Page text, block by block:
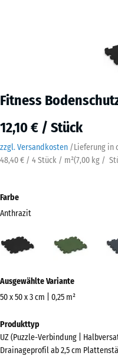
Fitness
12,10 € / Stück
zzgl. Versandkosten /Lieferung in
48,40 € / 4 Stück / m²(7,00 kg /
Farbe
Anthrazit
(active)
Informationen
zu
Farben?
Farbpalette
Ausgewählte Variante
50 x 50 x 3 cm | 0,25 m²
Abmessungen
für
den
Produkttyp
UZ (Puzzle-Verbindung |
Drainageprofil ab 2,5 cm